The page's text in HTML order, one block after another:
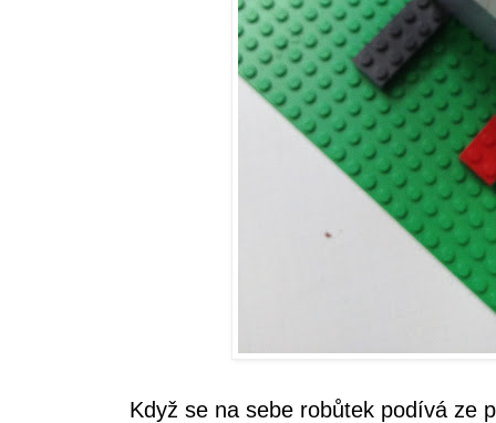
Když se na sebe robůtek podívá ze